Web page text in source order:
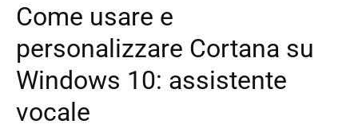
Come usare e
personalizzare Cortana su
Windows 10: assistente
vocale